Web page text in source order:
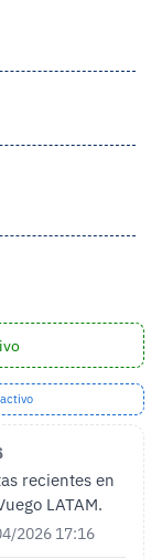
recientes en
LATAM.
2026 17:16